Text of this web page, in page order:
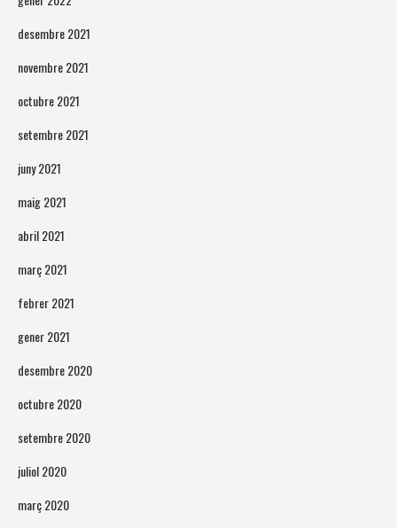
desembre 2021
novembre 2021
octubre 2021
setembre 2021
juny 2021
maig 2021
abril 2021
març 2021
febrer 2021
gener 2021
desembre 2020
octubre 2020
setembre 2020
juliol 2020
març 2020